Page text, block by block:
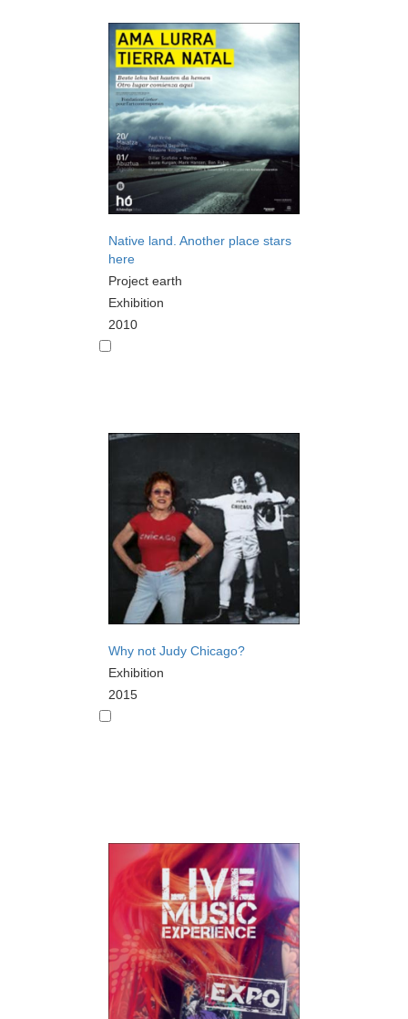
Native land. Another place stars
here
Project earth
Exhibition
2010
Why not Judy Chicago?
Exhibition
2015